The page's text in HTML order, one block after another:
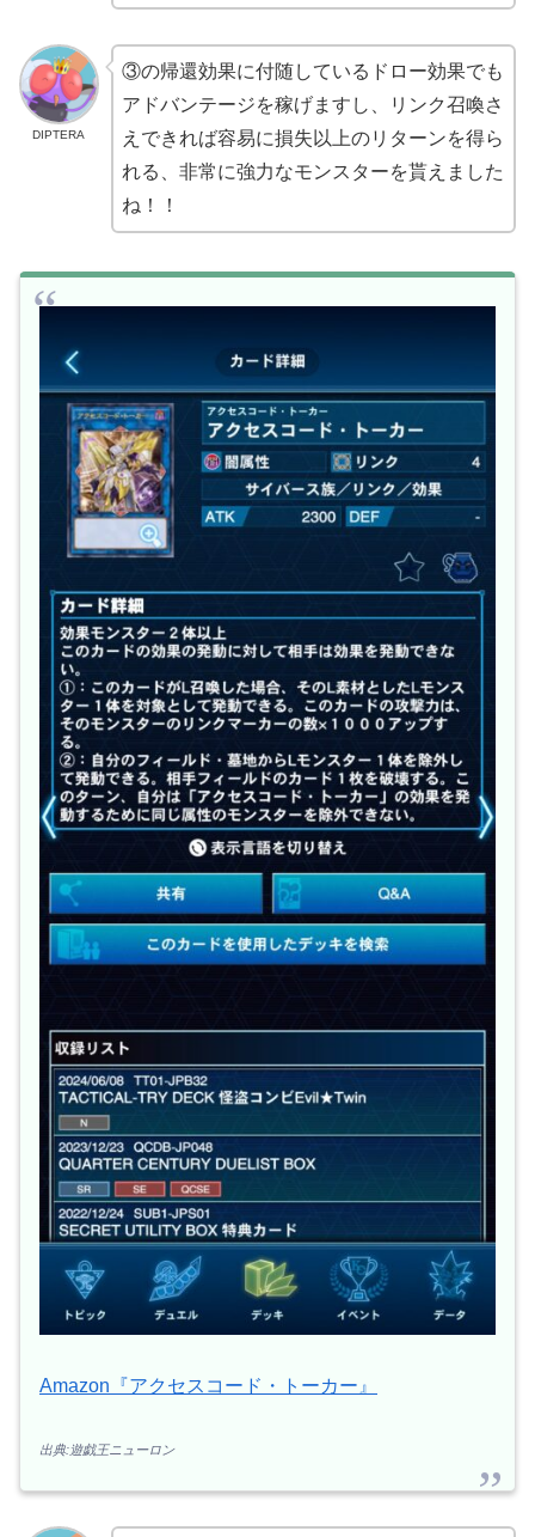
DIPTERA
③の帰還効果に付随しているドロー効果でも
アドバンテージを稼げますし、リンク召喚さ
えできれば容易に損失以上のリターンを得ら
れる、非常に強力なモンスターを貰えました
ね！！
Amazon『アクセスコード・トーカー』
出典:遊戯王ニューロン